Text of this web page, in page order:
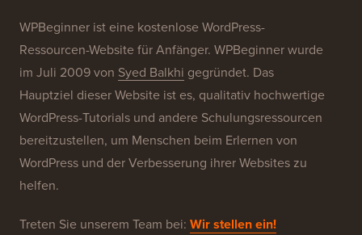
WPBeginner ist eine kostenlose WordPress-
Ressourcen-Website für Anfänger. WPBeginner wurde
im Juli 2009 von Syed Balkhi gegründet. Das
Hauptziel dieser Website ist es, qualitativ hochwertige
WordPress-Tutorials und andere Schulungsressourcen
bereitzustellen, um Menschen beim Erlernen von
WordPress und der Verbesserung ihrer Websites zu
helfen.
Treten Sie unserem Team bei: Wir stellen ein!